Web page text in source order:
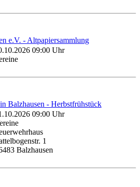
e.V. - Altpapiersammlung
09:00 Uhr
Balzhausen - Herbstfrühstück
09:00 Uhr
1
Balzhausen